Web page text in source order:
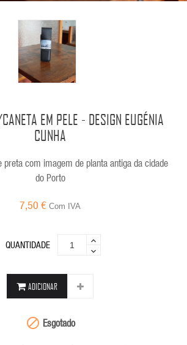
EM PELE - DESIGN EUGÉNIA
CUNHA
preta com imagem de planta antiga da cidade
do Porto
7,50 € Com IVA
QUANTIDADE
ADICIONAR
 Esgotado